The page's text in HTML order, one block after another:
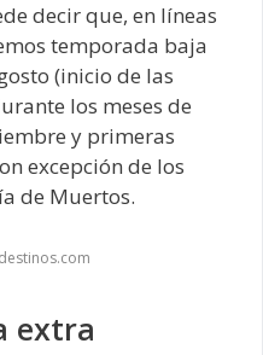
decir que, en líneas
temporada baja
(inicio de las
los meses de
y primeras
excepción de los
de Muertos.
extra